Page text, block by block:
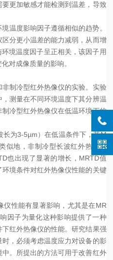
更加敏感才能检测到温差，导致
温度影响因子遵循相似的趋势。
分更小温差的能力减弱，从而增
境温度因子呈正相关，该因子用
对成像质量的影响。
制冷型红外热像仪的实验。实验
测量在不同环境温度下其分辨温
冷型红外热像仪在低温环境下的
为3-5µm）在低温条件下，其M
似地，非制冷型长波红外热像仪
也出现了显著的增长，MRTD值
境条件对红外热像仪性能的关键
仪性能有显著影响，尤其是在MR
因子为量化这种影响提供了一种
红外热像仪的性能。研究结果强
，必须考虑温度应力对设备的影
。所提出的方法可用于改善红外